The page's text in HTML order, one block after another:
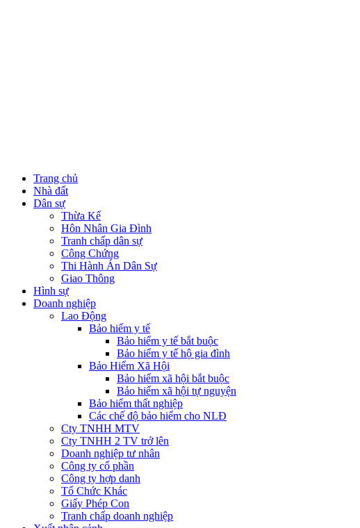
Trang chủ
Nhà đất
Dân sự
Thừa Kế
Hôn Nhân Gia Đình
Tranh chấp dân sự
Công Chứng
Thi Hành Án Dân Sự
Giao Thông
Hình sự
Doanh nghiệp
Lao Động
Bảo hiểm y tế
Bảo hiểm y tế bắt buộc
Bảo hiểm y tế hộ gia đình
Bảo Hiểm Xã Hội
Bảo hiểm xã hội bắt buộc
Bảo hiểm xã hội tự nguyện
Bảo hiểm thất nghiệp
Các chế độ bảo hiểm cho NLĐ
Cty TNHH MTV
Cty TNHH 2 TV trở lên
Doanh nghiệp tư nhân
Công ty cổ phần
Công ty hợp danh
Tổ Chức Khác
Giấy Phép Con
Tranh chấp doanh nghiệp